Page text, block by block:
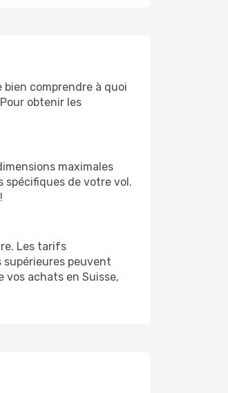
comprendre à quoi
obtenir les
maximales
spécifiques de votre vol.
Les tarifs
peuvent
vos achats en Suisse,